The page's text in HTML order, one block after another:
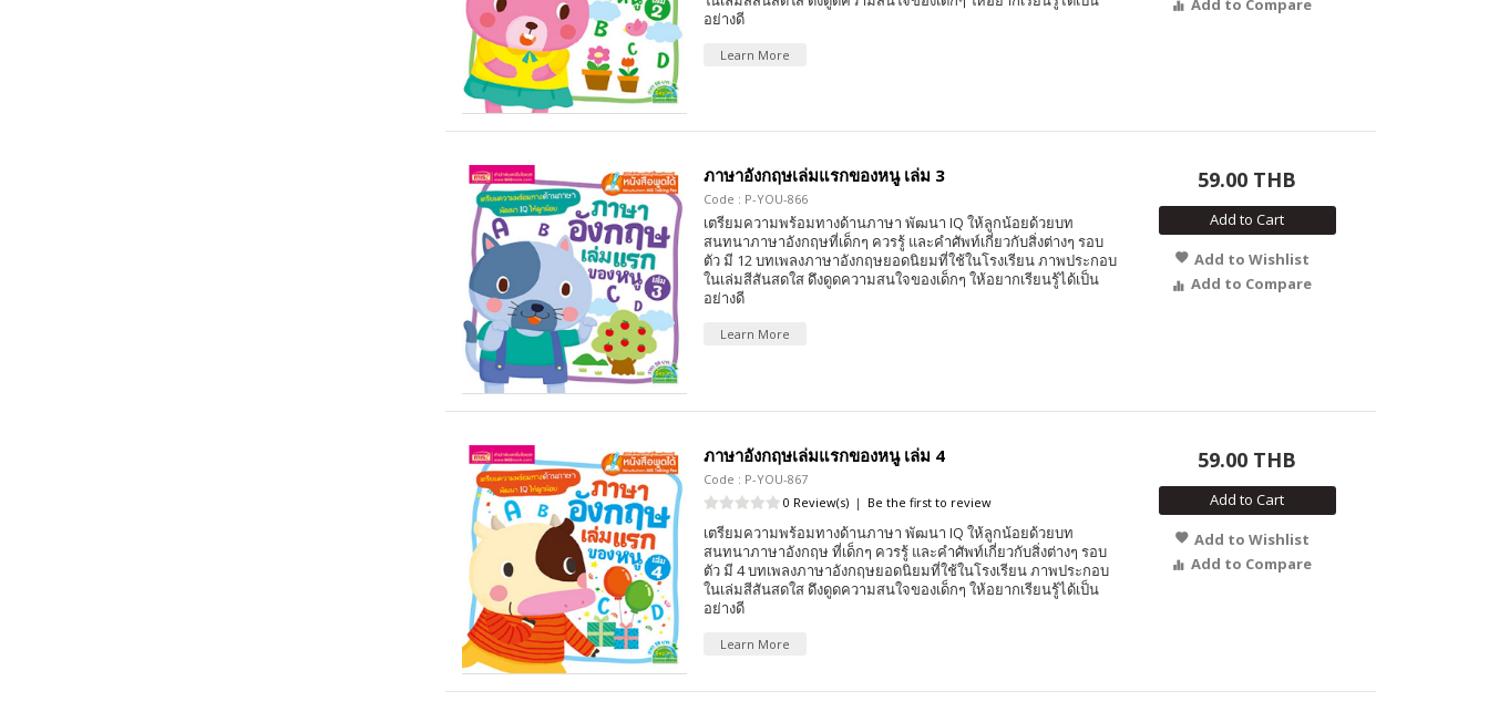
อย่างดี
Learn More
ภาษาอังกฤษเล่มแรกของหนู เล่ม 3
Code : P-YOU-866
เตรียมความพร้อมทางด้านภาษา พัฒนา IQ ให้ลูกน้อยด้วยบท
สนทนาภาษาอังกฤษที่เด็กๆ ควรรู้ และคำศัพท์เกี่ยวกับสิ่งต่างๆ รอบ
ตัว มี 12 บทเพลงภาษาอังกฤษยอดนิยมที่ใช้ในโรงเรียน ภาพประกอบ
ในเล่มสีสันสดใส ดึงดูดความสนใจของเด็กๆ ให้อยากเรียนรู้ได้เป็น
อย่างดี
Learn More
59.00 THB
Add to Cart
Add to Wishlist
Add to Compare
ภาษาอังกฤษเล่มแรกของหนู เล่ม 4
Code : P-YOU-867
0 Review(s) | Be the first to review
เตรียมความพร้อมทางด้านภาษา พัฒนา IQ ให้ลูกน้อยด้วยบท
สนทนาภาษาอังกฤษ ที่เด็กๆ ควรรู้ และคำศัพท์เกี่ยวกับสิ่งต่างๆ รอบ
ตัว มี 4 บทเพลงภาษาอังกฤษยอดนิยมที่ใช้ในโรงเรียน ภาพประกอบ
ในเล่มสีสันสดใส ดึงดูดความสนใจของเด็กๆ ให้อยากเรียนรู้ได้เป็น
อย่างดี
Learn More
59.00 THB
Add to Cart
Add to Wishlist
Add to Compare